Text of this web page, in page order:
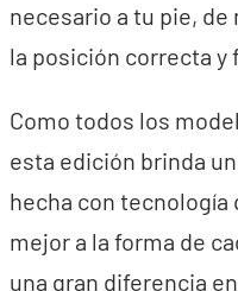
necesario a tu pie,
la posición correcta y
Como todos los
esta edición brinda
hecha con
mejor a la forma de
una gran diferencia